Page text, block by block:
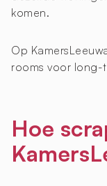
komen.
Op
rooms voor long-
Hoe